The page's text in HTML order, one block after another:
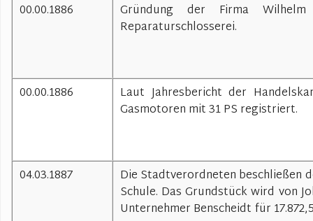
00.00.1886
Gründung der Firma
Reparaturschlosserei.
00.00.1886
Laut Jahresbericht der
Gasmotoren mit 31 PS registriert.
04.03.1887
Die Stadtverordneten beschließen
Schule. Das Grundstück wird von
Unternehmer Benscheidt für